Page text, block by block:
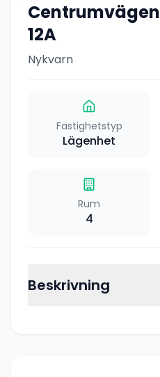
Centrumvägen
12A
Nykvarn
Fastighetstyp
Lägenhet
Rum
4
Beskrivning